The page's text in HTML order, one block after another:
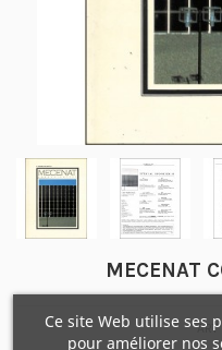
MECENAT
ART
Ce site Web utilise ses
pour améliorer nos